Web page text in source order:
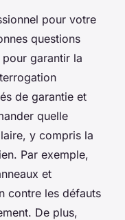
pour votre
questions
garantir la
de garantie et
quelle
y compris la
Par exemple,
et
contre les défauts
De plus,